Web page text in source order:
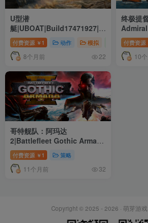
U型潜
艇|UBOAT|Build17471927|整
合全DLC
付费资源 ￥ 1 动作 模拟 独立
8个月前 22
终极提
合DLC
付费资源
10
哥特舰队：阿玛达
2|Battlefleet Gothic Armada
2|19676|整合DLC
付费资源 ￥ 1 策略
11个月前 32
Copyright © 2025 - 2026 · 萌芽游戏